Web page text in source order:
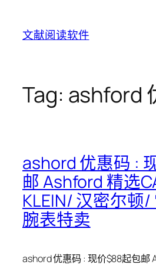
content
文献阅读软件
Tag: ashford
ashord 优惠码 :
邮 Ashford 精选
KLEIN/ 汉密尔顿
腕表特卖
ashord 优惠码 : 现价$88起包邮